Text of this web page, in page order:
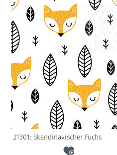
21301: Skandinavischer Fuchs